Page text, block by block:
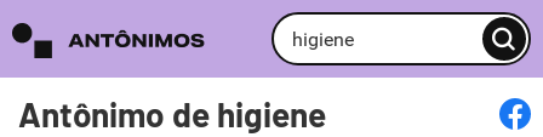
Antônimo de higiene